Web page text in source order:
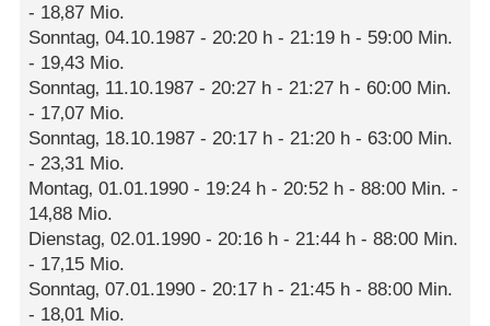
- 18‚87 Mio.
Sonntag‚ 04.10.1987 - 20:20 h - 21:19 h - 59:00 Min.
- 19‚43 Mio.
Sonntag‚ 11.10.1987 - 20:27 h - 21:27 h - 60:00 Min.
- 17‚07 Mio.
Sonntag‚ 18.10.1987 - 20:17 h - 21:20 h - 63:00 Min.
- 23‚31 Mio.
Montag‚ 01.01.1990 - 19:24 h - 20:52 h - 88:00 Min. -
14‚88 Mio.
Dienstag‚ 02.01.1990 - 20:16 h - 21:44 h - 88:00 Min.
- 17‚15 Mio.
Sonntag‚ 07.01.1990 - 20:17 h - 21:45 h - 88:00 Min.
- 18‚01 Mio.